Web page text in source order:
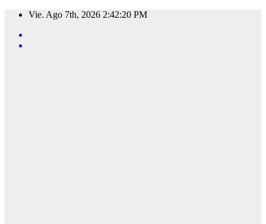
Saltar
contenido
Vie. Ago 7th, 2026 2:42:21 PM